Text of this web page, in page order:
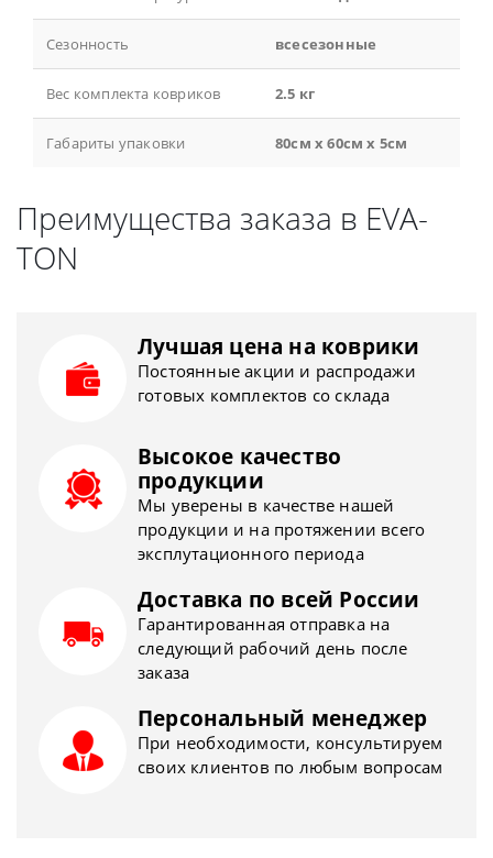
Сезонность всесезонные
Вес комплекта ковриков 2.5 кг
Габариты упаковки 80см x 60см x 5см
Преимущества заказа в EVA-
TON
Лучшая цена на коврики
Постоянные акции и распродажи
готовых комплектов со склада
Высокое качество
продукции
Мы уверены в качестве нашей
продукции и на протяжении всего
эксплутационного периода
Доставка по всей России
Гарантированная отправка на
следующий рабочий день после
заказа
Персональный менеджер
При необходимости, консультируем
своих клиентов по любым вопросам